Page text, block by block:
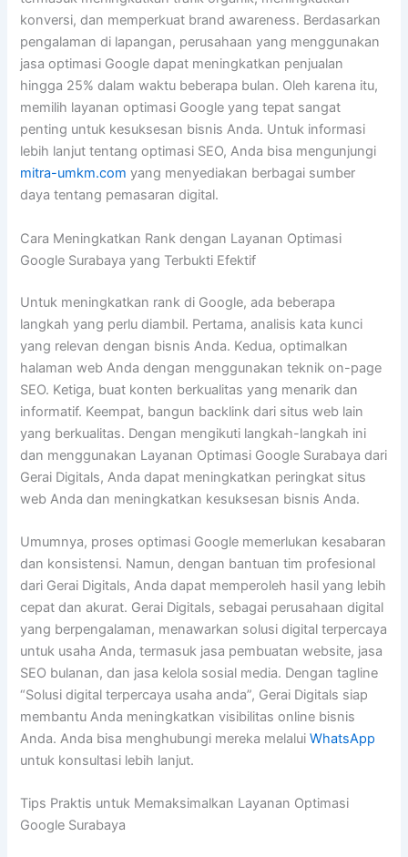
konversi, dan memperkuat brand awareness. Berdasarkan
pengalaman di lapangan, perusahaan yang menggunakan
jasa optimasi Google dapat meningkatkan penjualan
hingga 25% dalam waktu beberapa bulan. Oleh karena itu,
memilih layanan optimasi Google yang tepat sangat
penting untuk kesuksesan bisnis Anda. Untuk informasi
lebih lanjut tentang optimasi SEO, Anda bisa mengunjungi
mitra-umkm.com yang menyediakan berbagai sumber
daya tentang pemasaran digital.
Cara Meningkatkan Rank dengan Layanan Optimasi
Google Surabaya yang Terbukti Efektif
Untuk meningkatkan rank di Google, ada beberapa
langkah yang perlu diambil. Pertama, analisis kata kunci
yang relevan dengan bisnis Anda. Kedua, optimalkan
halaman web Anda dengan menggunakan teknik on-page
SEO. Ketiga, buat konten berkualitas yang menarik dan
informatif. Keempat, bangun backlink dari situs web lain
yang berkualitas. Dengan mengikuti langkah-langkah ini
dan menggunakan Layanan Optimasi Google Surabaya dari
Gerai Digitals, Anda dapat meningkatkan peringkat situs
web Anda dan meningkatkan kesuksesan bisnis Anda.
Umumnya, proses optimasi Google memerlukan kesabaran
dan konsistensi. Namun, dengan bantuan tim profesional
dari Gerai Digitals, Anda dapat memperoleh hasil yang lebih
cepat dan akurat. Gerai Digitals, sebagai perusahaan digital
yang berpengalaman, menawarkan solusi digital terpercaya
untuk usaha Anda, termasuk jasa pembuatan website, jasa
SEO bulanan, dan jasa kelola sosial media. Dengan tagline
“Solusi digital terpercaya usaha anda”, Gerai Digitals siap
membantu Anda meningkatkan visibilitas online bisnis
Anda. Anda bisa menghubungi mereka melaluiWhatsApp
untuk konsultasi lebih lanjut.
Tips Praktis untuk Memaksimalkan Layanan Optimasi
Google Surabaya